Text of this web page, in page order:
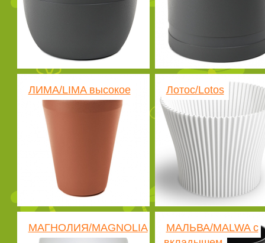
ЛИМА/LIMA высокое Лотос/Lotos
МАГНОЛИЯ/MAGNOLIA
МАЛЬВА/MALWA с